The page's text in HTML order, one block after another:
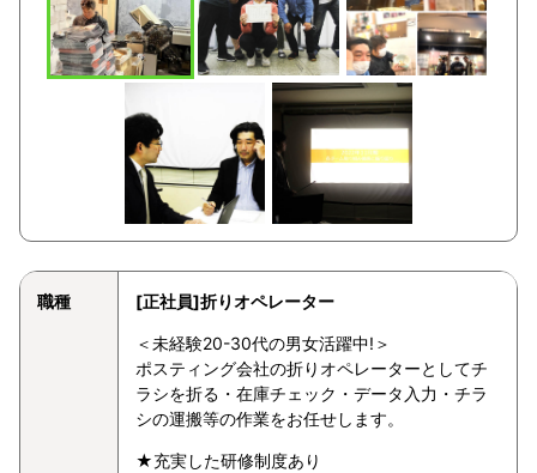
職種 [正社員]折りオペレーター
＜未経験20-30代の男女活躍中!＞
ポスティング会社の折りオペレーターとしてチ
ラシを折る・在庫チェック・データ入力・チラ
シの運搬等の作業をお任せします。
★充実した研修制度あり